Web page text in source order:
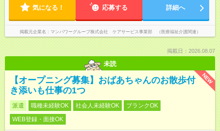
気になる！ 応募する 詳細へ
掲載元企業名 マンパワーグループ株式会社 ケアサービス事業部 （医療福祉介護関連）
掲載日：2026.08.07
未読
NEW
【オープニング募集】おばあちゃんのお散歩付
き添いも仕事の1つ
派遣 職種未経験OK 社会人未経験OK
ブランクOK
WEB登録・面接OK